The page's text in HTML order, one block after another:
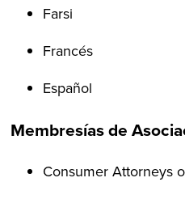
Farsi
Francés
Español
Membresías de
Consumer Attorneys